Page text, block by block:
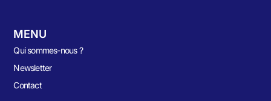
MENU
Qui sommes-nous ?
Newsletter
Contact